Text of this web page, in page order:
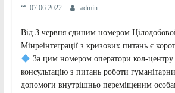
07.06.2022 admin
Від 3 червня єдиним номером Цілодобової
Мінреінтеграції з кризових питань є
За цим номером оператори кол-центру
консультацію з питань роботи
допомоги внутрішньо переміщеним